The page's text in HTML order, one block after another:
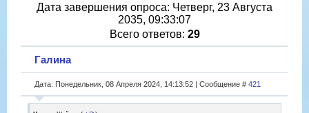
Дата завершения опроса: Четверг, 23 Августа
2035, 09:33:07
Всего ответов: 29
Галина
Дата: Понедельник, 08 Апреля 2024, 14:13:52 | Сообщение # 421